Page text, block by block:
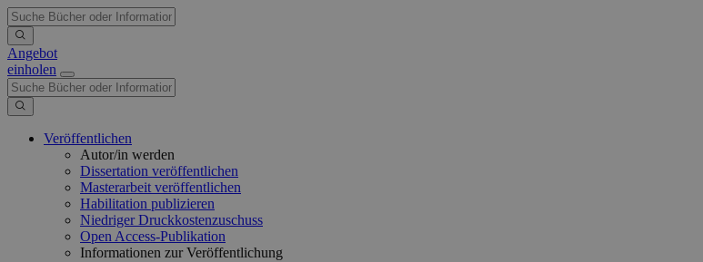
Angebot
einholen
Veröffentlichen
Autor/in werden
Dissertation veröffentlichen
Masterarbeit veröffentlichen
Habilitation publizieren
Niedriger Druckkostenzuschuss
Open Access-Publikation
Informationen zur Veröffentlichung